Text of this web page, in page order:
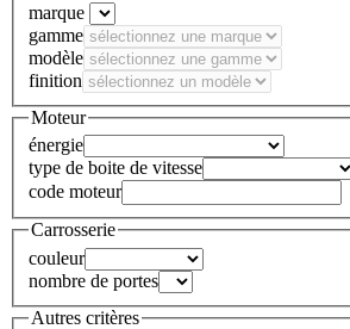
marque
gamme
modèle
finition
Moteur
énergie
type de boite de vitesse
code moteur
Carrosserie
couleur
nombre de portes
Autres critères